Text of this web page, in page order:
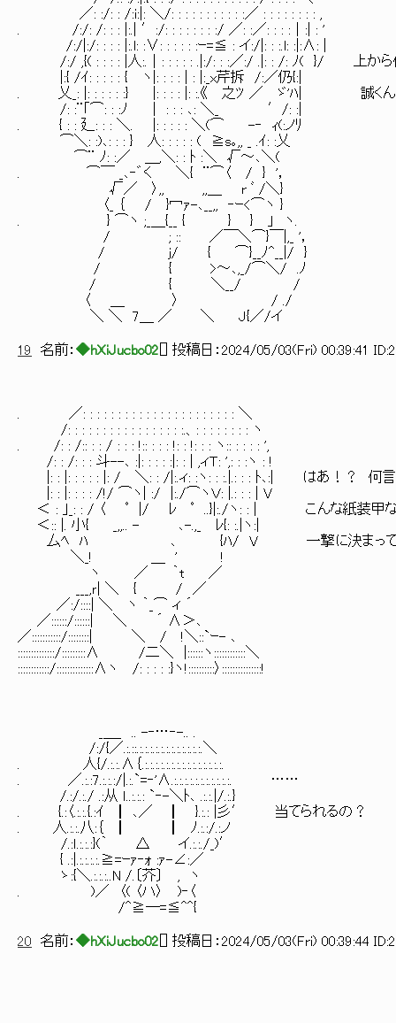
／: :/: : /:i:|: ＼/: : : : : : : : : : :／ : : : : : : : : ,
. /:/: /: : : |:.| ′:/: : : : : : : :/ ／: :／: : : :│:| : '
/:/|:/: : : : |:.l: :∨: : : : : :ｰ=≦ : イ:/|: : :.l: :|:∧: |
/:/ ,{( : : : : |人:.│: : : : : .|:/: : :／:/ .|: : /: ﾉ( }/ 上から偉そ
|:{ /ｲ: : : : : { ヽ|: : : : | : |:_x芹拆 /:／仍{:|
. 乂_: |: : : : : :} |: : : : |: :.《 之ﾂ ／ ゞ'ﾊ| 誠くん、やら
/: :¨｢⌒: : :ﾉ │ : : : ､: ＼_ ′/: :|
. { : : 廴: : : ＼. |: : : : : ＼(⌒ -‐ ｨ(:ノﾘ
⌒＼: :)､: : : } 人: : : : : ( ≧s｡,, _ .ｲ: :乂
⌒¨ ﾉ: :／ ＿,＼: : ﾄ :＼ √～､＼(
. ⌒￣ _､‐゛く ＼{ ¨⌒〈 / } '，
√／ 〉,, ,,＿ r ﾞ /＼}
〈_ ｛ / }冖ｧ-､__,, ‐ｰ<⌒ヽ }
. } ⌒ヽ ;_＿{__ { } } 」 ヽ.
/ ; :: ／￣＼⌒}￣|,_ '，
/ j/ { ⌒}__ﾉ^__|/ }
/ { >～､,_/⌒＼/ .ﾉ
/ { ＼__/ /
〈 ＿ 〉 / ./
＼ ＼ 7＿ ／ ＼ J{／/イ
19 名前： ◆hXiJucbo02 ] 投稿日： 2024/05/03(Fri) 00:39:41
. ／: : : : : : : : : : : : : : : : : : : : : : ＼
/: : : : : : : : : : : : : : : : :.、: : : : : : : : ヽ
. /: : /:: : : / : : : !:: : : : !: : !: : : ヽ:: : : : : ',
/: : /: : : 斗--､ :|: : : : :|: : | ,ィＴ: ',: : :ヽ : !
|: : |: : : : : |: / ＼: : /|:.ィ: :ヽ: : :.|.: : : ﾄ､:| はあ！？ 何言
|: : |: : : : /!/ ⌒ヽ| :/ |:./⌒ヽＶ: |.: : : | V
＜ : ｣_: : / 〈 ﾟ |/ ﾚ ﾟ ..}|:./ヽ: : | こんな紙装甲なヤ
＜:: |. 小{ _,,.. - ､-.,_ ﾚ{: :.|ヽ:|
厶ﾍ ﾊ ､ {ﾊ/ V 一撃に決まってんだろ
＼_! ＿ ' !
ヽ ／ ｀t ／
___,ｒ| ＼ { / ／
／:/::::| ＼ ヽ ｀_⌒ ィ ´
／::::::/::::::| ＼ ´ ∧＞､
／:::::::::::/::::::::| ＼ / !＼::`ｰ- ､
::::::::::::::/:::::::::∧ /二＼ |::::::ヽ::::::::::::＼
::::::::::::/::::::::::::::∧ヽ /: : : : :}ヽ!::::::::::〉:::::::::::::::!
_＿_ .. -‐…‐-.. .
/:/{／.:.::.:.:.:.:.:.:.:.:.:.:.:.:.＼
. 人{/.:.:.∧｛.:.:.:.:.:.:.:.:.:.:.:.:.:.:.:.
. ／.:.:7.:.:.:/|.:.`=‐'∧.:.:.:.:.:.:.:.:.:.:.:. ……
/.:/.:./ .:从 ｌ..:.:.: `‐-＼ﾄ､ .:.:.|/.:.}
. {.:〈.:.:.{.:ｲ ┃ ､／ ┃ }.:.: |彡′ 当てられるの？
. 人.:.:.八:｛ ┃ ┃ ﾉ.:.:/.:ノ
/.:ｌ.:.:.:}(｀ △ イ.:.:./_)′
{ .:|.:.:.:.:.≧=ｰｧ‐ｫ :ｧ-∠:／
ゝ:{＼.:.:.:..N /.〔芥〕 , ヽ
. )／ 〈( 〈ハ〉 )‐〈
/^≧―=≦^^{
20 名前： ◆hXiJucbo02 ] 投稿日： 2024/05/03(Fri) 00:39:44